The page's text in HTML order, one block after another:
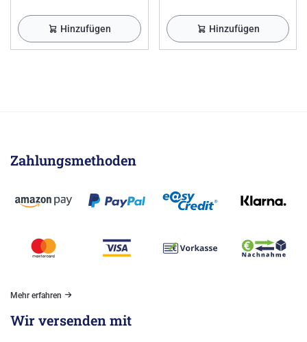
Hinzufügen Hinzufügen
Zahlungsmethoden
Mehr erfahren
Wir versenden mit